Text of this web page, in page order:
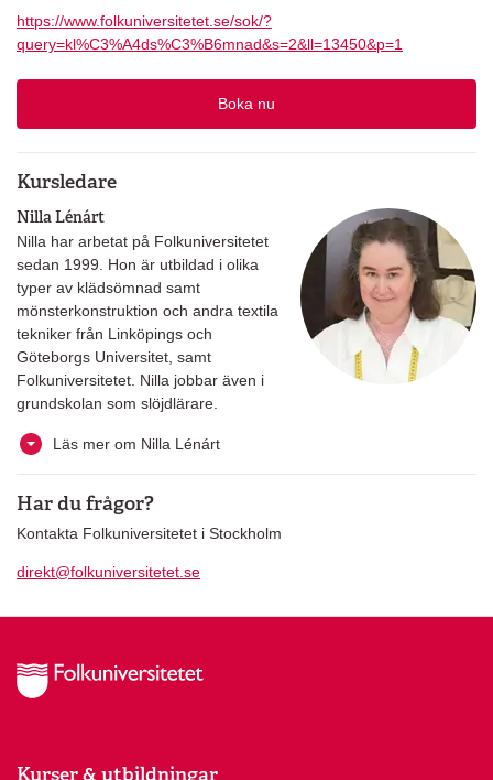
https://www.folkuniversitetet.se/sok/?
query=kl%C3%A4ds%C3%B6mnad&s=2&ll=13450&p=1
Boka nu
Kursledare
Nilla Lénárt
Nilla har arbetat på Folkuniversitetet
sedan 1999. Hon är utbildad i olika
typer av klädsömnad samt
mönsterkonstruktion och andra textila
tekniker från Linköpings och
Göteborgs Universitet, samt
Folkuniversitetet. Nilla jobbar även i
grundskolan som slöjdlärare.
Läs mer om Nilla Lénárt
Har du frågor?
Kontakta Folkuniversitetet i Stockholm
direkt@folkuniversitetet.se
Kurser & utbildningar